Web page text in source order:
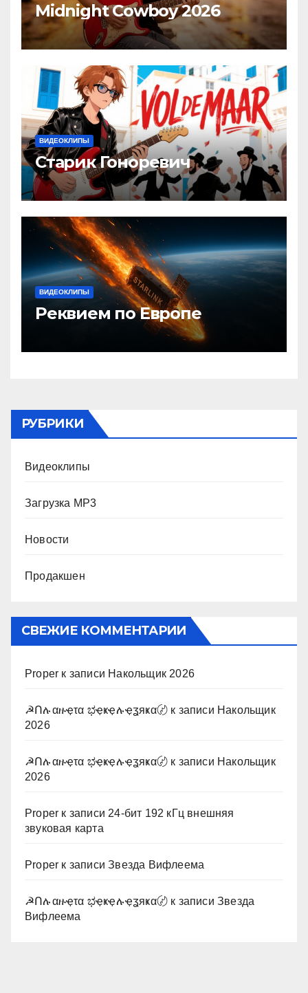
Midnight Cowboy 2026
ВИДЕОКЛИПЫ
Старик Гоноревич
ВИДЕОКЛИПЫ
Реквием по Европе
РУБРИКИ
Видеоклипы
Загрузка MP3
Новости
Продакшен
СВЕЖИЕ КОММЕНТАРИИ
Proper к записи Накольщик 2026
☭Ոሉαዙҿτα ಭҿҝҿሉҿʓяҝα〄 к записи Накольщик
2026
☭Ոሉαዙҿτα ಭҿҝҿሉҿʓяҝα〄 к записи Накольщик
2026
Proper к записи 24-бит 192 кГц внешняя
звуковая карта
Proper к записиЗвезда Вифлеема
☭Ոሉαዙҿτα ಭҿҝҿሉҿʓяҝα〄 к записи Звезда
Вифлеема